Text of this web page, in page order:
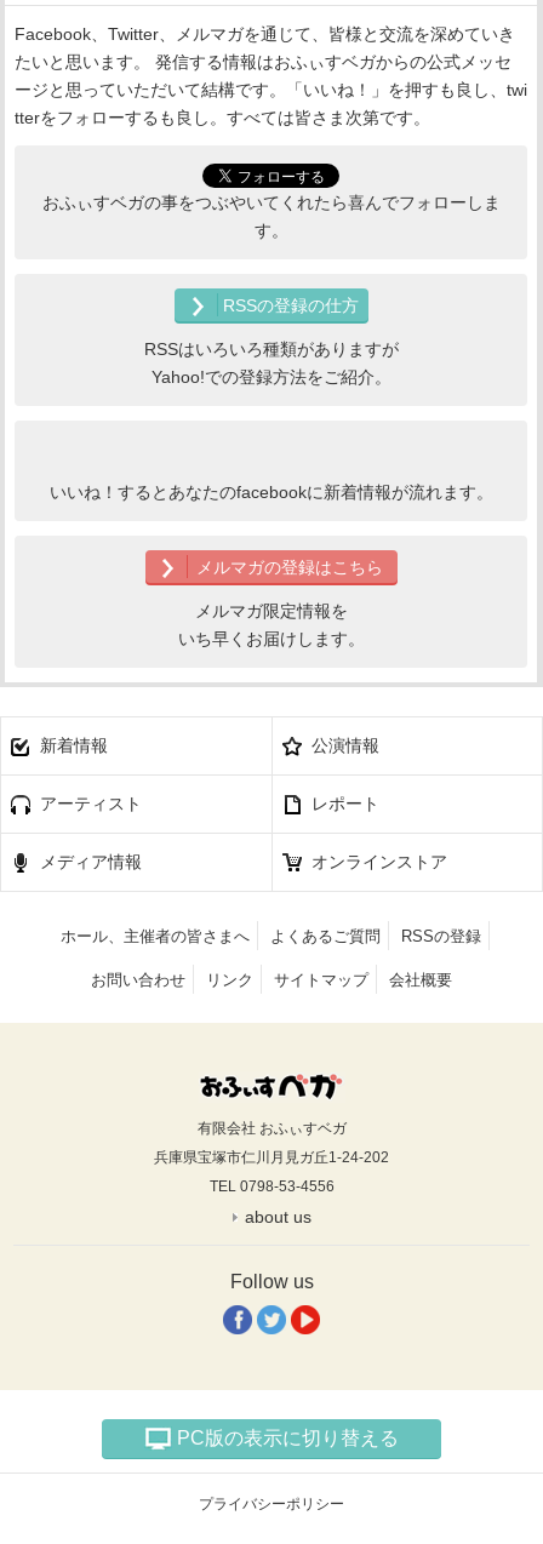
Facebook、Twitter、メルマガを通じて、皆様と交流を深めていき
たいと思います。 発信する情報はおふぃすベガからの公式メッセ
ージと思っていただいて結構です。「いいね！」を押すも良し、twi
tterをフォローするも良し。すべては皆さま次第です。
おふぃすベガの事をつぶやいてくれたら喜んでフォローしま
す。
RSSの登録の仕方
RSSはいろいろ種類がありますが
Yahoo!での登録方法をご紹介。
いいね！するとあなたのfacebookに新着情報が流れます。
メルマガの登録はこちら
メルマガ限定情報を
いち早くお届けします。
新着情報 公演情報
アーティスト レポート
メディア情報 オンラインストア
ホール、主催者の皆さまへ よくあるご質問 RSSの登録
お問い合わせ リンク サイトマップ 会社概要
有限会社 おふぃすベガ
兵庫県宝塚市仁川月見ガ丘1-24-202
TEL 0798-53-4556
about us
Follow us
PC版の表示に切り替える
プライバシーポリシー